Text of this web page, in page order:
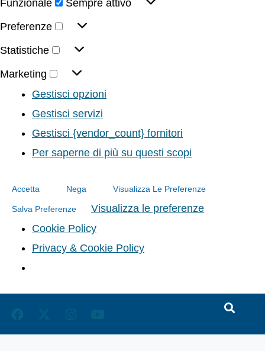
Funzionale
Sempre attivo
Preferenze
Statistiche
Marketing
Gestisci opzioni
Gestisci servizi
Gestisci {vendor_count} fornitori
Per saperne di più su questi scopi
Accetta Nega Visualizza Le Preferenze
Salva Preferenze
Visualizza le preferenze
Cookie Policy
Privacy & Cookie Policy